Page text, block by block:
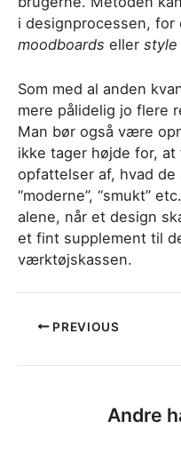
i designprocessen, for
moodboards eller style
Som med al anden
mere pålidelig jo flere
Man bør også være
ikke tager højde for,
opfattelser af, hvad de
“moderne”, “smukt”
alene, når et design
et fint supplement til
værktøjskassen.
PostPREVIOUS
Andre